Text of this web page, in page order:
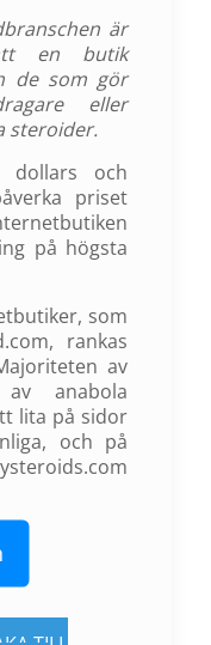
är
en butik
de som gör
eller
steroider.
och
priset
på högsta
som
rankas
av
anabola
lita på sidor
och på